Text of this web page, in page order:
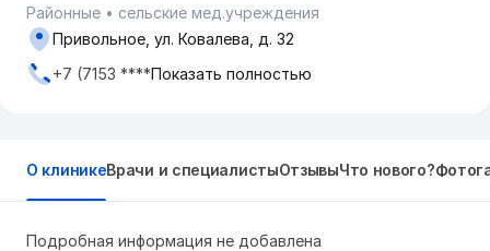
Районные
сельские мед.учреждения
Привольное, ул. Ковалева, д. 32
+7 (7153 ****Показать полностью
О клиникеВрачи и специалистыОтзывыЧто нового?
Подробная информация не добавлена